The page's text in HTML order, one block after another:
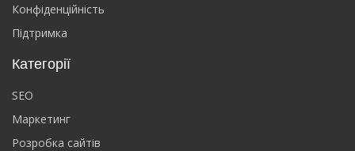
Конфіденційність
Підтримка
Категорії
SEO
Маркетинг
Розробка сайтів